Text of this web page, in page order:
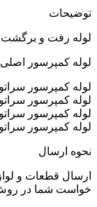
توضیحات
لوله رفت و برگشت
لوله کمپرسور
لوله کمپرسور سراتو
لوله کمپرسور
لوله کمپرسور سراتو
لوله کمپرسور
نحوه ارسال
ارسال قطعات و
خواست شما در